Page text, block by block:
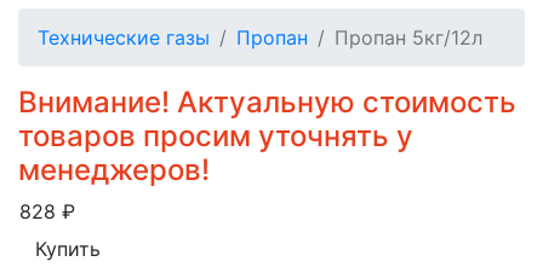
Технические газы Пропан Пропан 5кг/12л
Внимание! Актуальную стоимость
товаров просим уточнять у
менеджеров!
828 ₽
Купить